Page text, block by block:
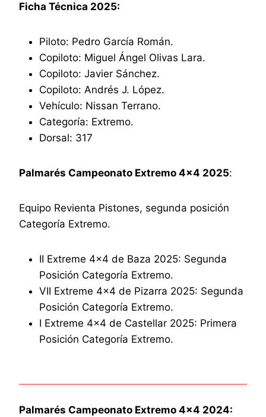
Ficha Técnica 2025:
Piloto: Pedro García Román.
Copiloto: Miguel Ángel Olivas Lara.
Copiloto: Javier Sánchez.
Copiloto: Andrés J. López.
Vehículo: Nissan Terrano.
Categoría: Extremo.
Dorsal: 317
Palmarés Campeonato Extremo 4×4 2025:
Equipo Revienta Pistones, segunda posición
Categoría Extremo.
II Extreme 4×4 de Baza 2025: Segunda
Posición Categoría Extremo.
VII Extreme 4×4 de Pizarra 2025: Segunda
Posición Categoría Extremo.
I Extreme 4×4 de Castellar 2025: Primera
Posición Categoría Extremo.
Palmarés Campeonato Extremo 4×4 2024: